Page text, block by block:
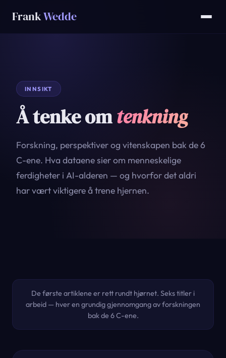
FrankWedde
INNSIKT
Å tenke omtenkning
Forskning, perspektiver og vitenskapen bak de 6
C-ene. Hva dataene sier om menneskelige
ferdigheter i AI-alderen — og hvorfor det aldri
har vært viktigere å trene hjernen.
De første artiklene er rett rundt hjørnet. Seks titler i
arbeid — hver en grundig gjennomgang av forskningen
bak de 6 C-ene.